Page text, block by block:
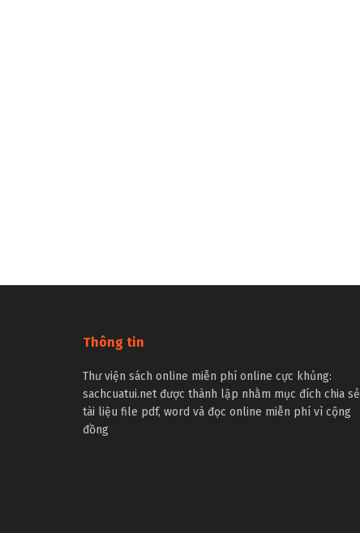
Thông tin
Thư viện sách online miễn phí online cực khủng:
sachcuatui.net được thành lập nhằm mục đích chia sẻ
tài liệu file pdf, word và đọc online miễn phí vì cộng
đồng